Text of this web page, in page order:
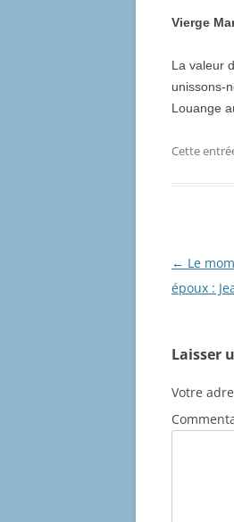
Vierge
La valeur
unissons-
Louange
Cette
des
← Le
époux :
Laisser
Votre